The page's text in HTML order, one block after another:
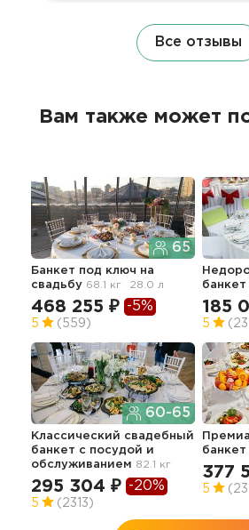
Все отзывы
Вам также может
65
Банкет под ключ на
свадьбу 68.1 кг 28.0 л
468 255 ₽ -5%
5 (559)
банкет
185
5
60-65
Классический свадебный
банкет с посудой и
обслуживанием 82.1 кг
295 304 ₽ -20%
5 (2313)
377
5